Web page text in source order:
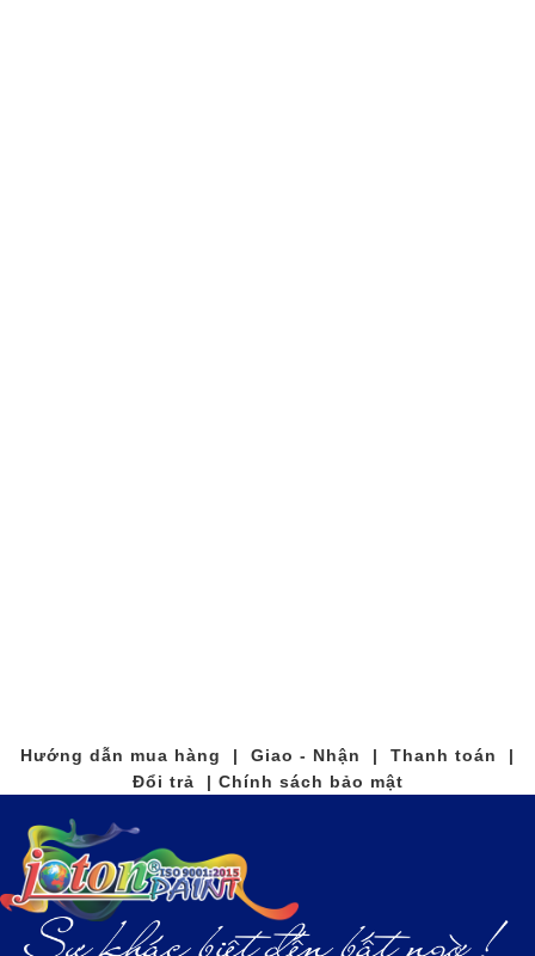
Hướng dẫn mua hàng | Giao - Nhận | Thanh toán |
Đổi trả | Chính sách bảo mật